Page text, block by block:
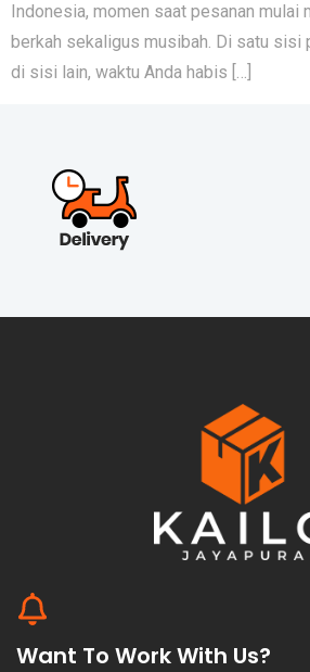
Indonesia, momen saat pesanan mulai
berkah sekaligus musibah. Di satu sisi
di sisi lain, waktu Anda habis […]
Want To Work With Us?